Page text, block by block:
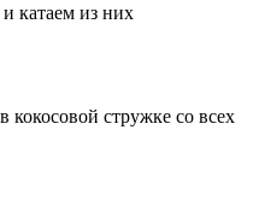
и катаем из них
стружке со всех